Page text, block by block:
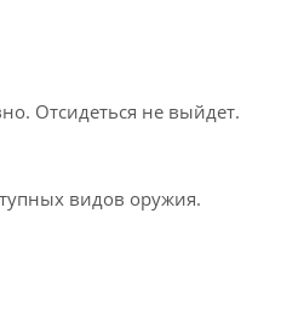
Отсидеться не выйдет.
видов оружия.